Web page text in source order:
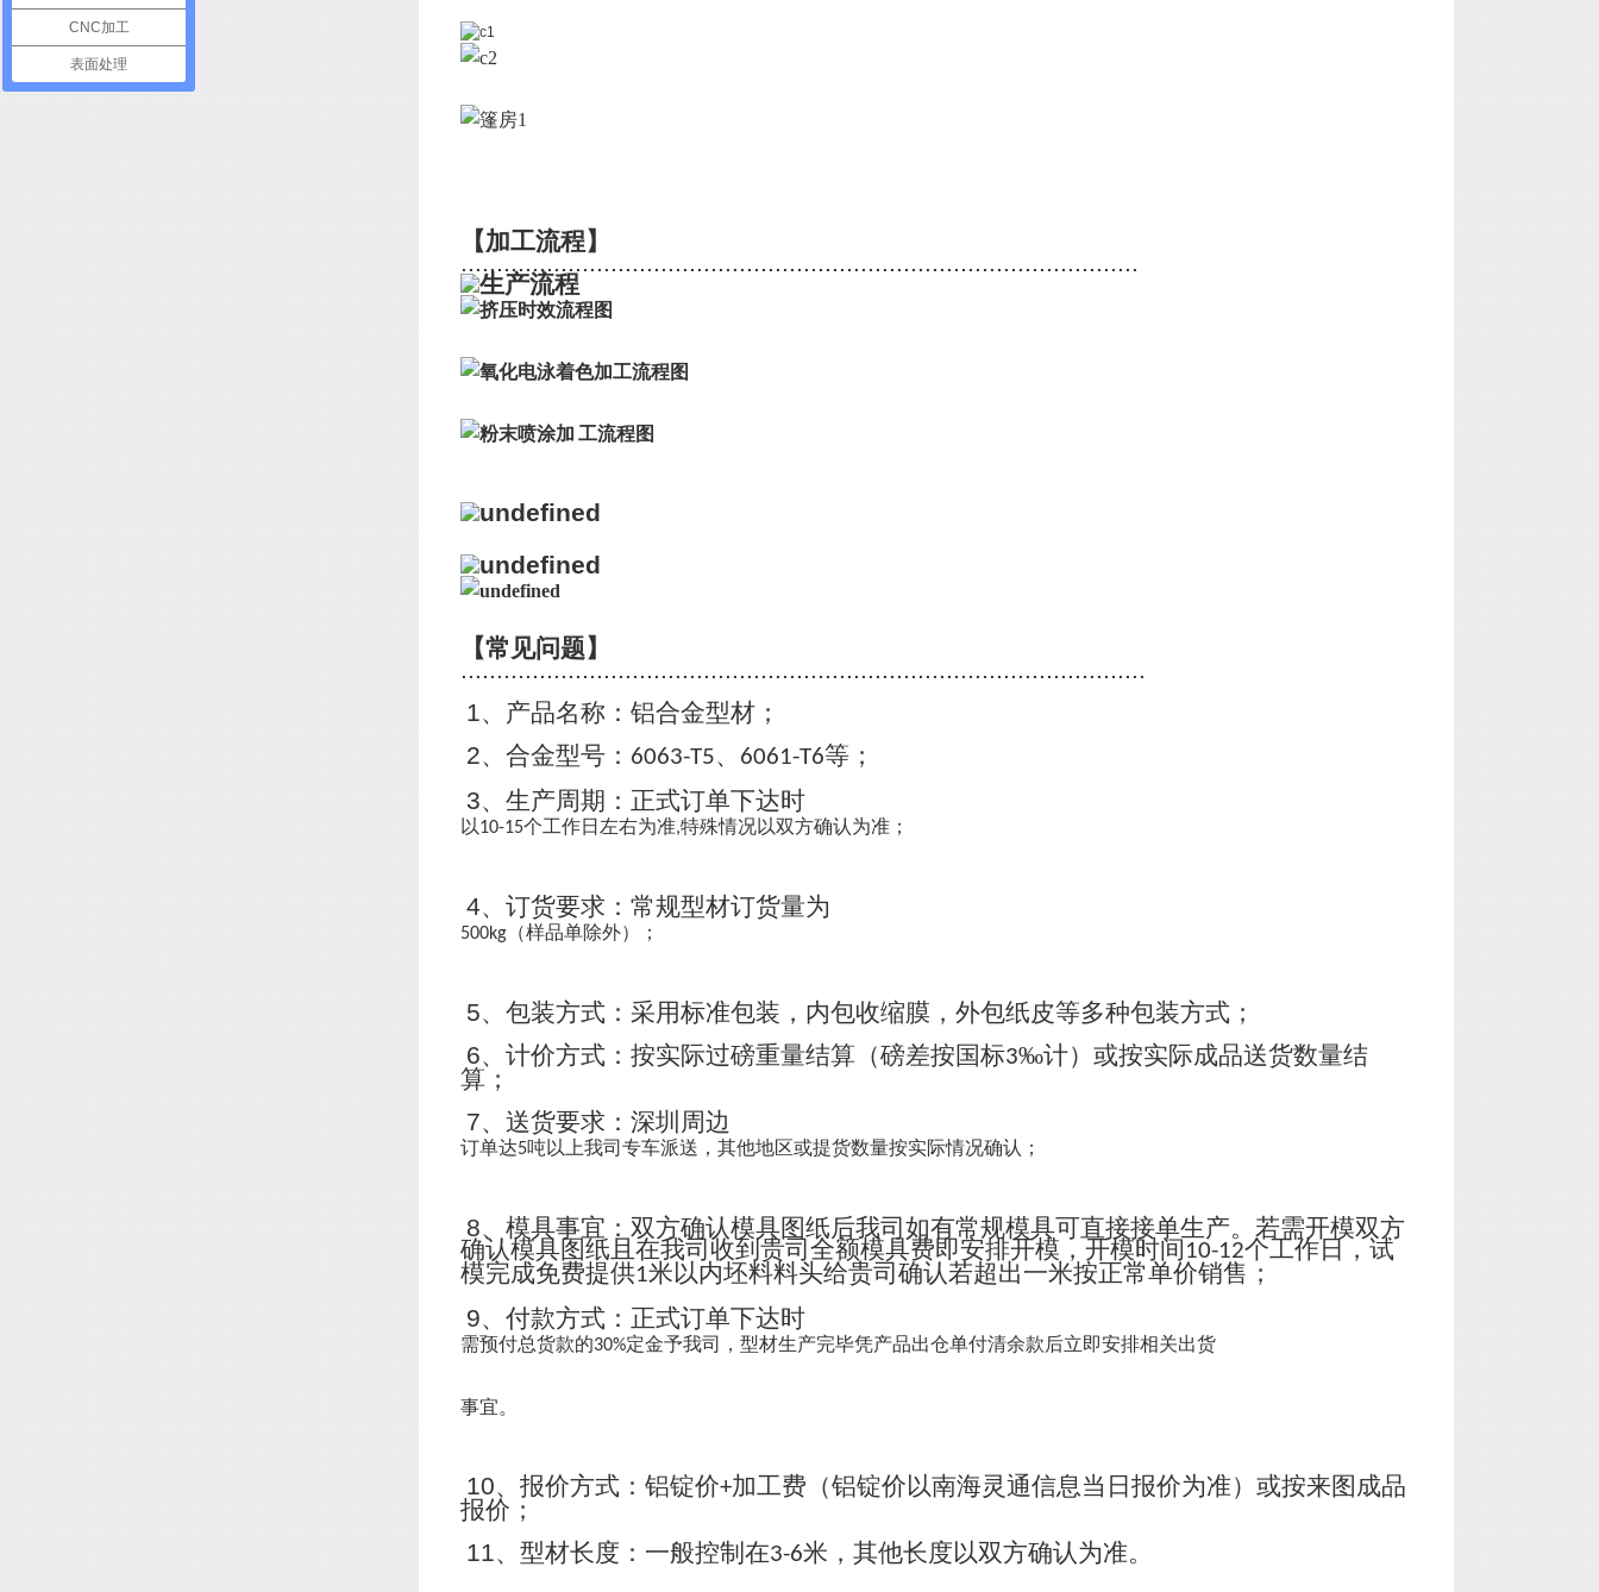
【加工流程】
...............................................................................................
【常见问题】
................................................................................................
1、产品名称：铝合金型材；
2、合金型号： 6063-T5、 6061-T6等；
3、生产周期：正式订单下达时
以10-15个工作日左右为准,特殊情况以双方确认为准；
4、订货要求：常规型材订货量为
500kg （样品单除外）；
5、包装方式：采用标准包装，内包收缩膜，外包纸皮等多种包装方式；
6、计价方式：按实际过磅重量结算（磅差按国标3‰计）或按实际成品送货数量结
算；
7、送货要求：深圳周边
订单达5吨以上我司专车派送，其他地区或提货数量按实际情况确认；
8、模具事宜：双方确认模具图纸后我司如有常规模具可直接接单生产。若需开模双方
确认模具图纸且在我司收到贵司全额模具费即安排开模，开模时间10-12个工作日，试
模完成免费提供1米以内坯料料头给贵司确认若超出一米按正常单价销售；
9、付款方式：正式订单下达时
需预付总货款的30%定金予我司，型材生产完毕凭产品出仓单付清余款后立即安排相关出货
事宜。
10、报价方式：铝锭价+加工费（铝锭价以南海灵通信息当日报价为准）或按来图成品
报价；
11、型材长度：一般控制在3-6米，其他长度以双方确认为准。
CNC加工
表面处理